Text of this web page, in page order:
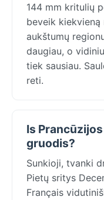
144 mm kritulių
beveik kiekvieną
aukštumų
daugiau, o
tiek sausiau.
reti.
Is
gruodis?
Sunkioji, tvanki
Pietų sritys
Français